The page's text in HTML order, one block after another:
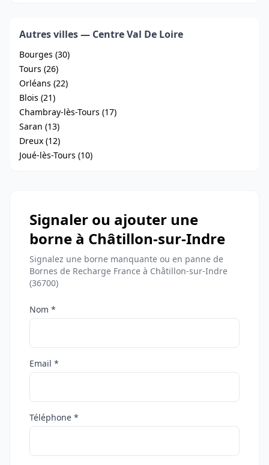
Autres villes — Centre Val De Loire
Bourges (30)
Tours (26)
Orléans (22)
Blois (21)
Chambray-lès-Tours (17)
Saran (13)
Dreux (12)
Joué-lès-Tours (10)
Signaler ou ajouter une
borne à Châtillon-sur-Indre
Signalez une borne manquante ou en panne de
Bornes de Recharge France à Châtillon-sur-Indre
(36700)
Nom *
Email *
Téléphone *